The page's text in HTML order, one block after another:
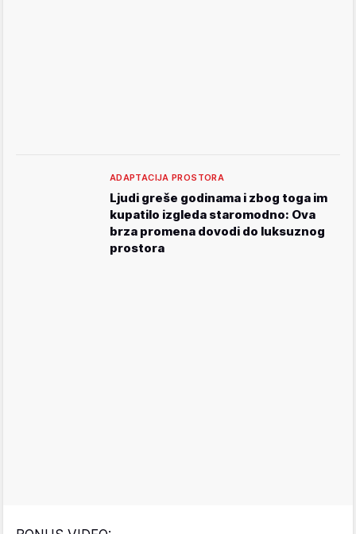
ADAPTACIJA PROSTORA
Ljudi greše godinama i zbog toga im
kupatilo izgleda staromodno: Ova
brza promena dovodi do luksuznog
prostora